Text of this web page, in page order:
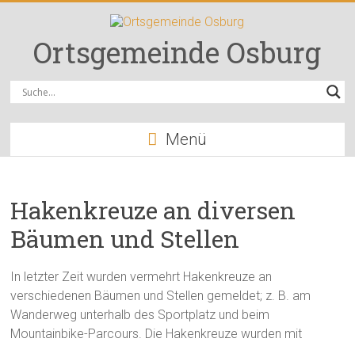
springenOrtsgemeinde Osburg
Menü
Hakenkreuze an diversen
Bäumen und Stellen
In letzter Zeit wurden vermehrt Hakenkreuze an
verschiedenen Bäumen und Stellen gemeldet; z. B. am
Wanderweg unterhalb des Sportplatz und beim
Mountainbike-Parcours. Die Hakenkreuze wurden mit